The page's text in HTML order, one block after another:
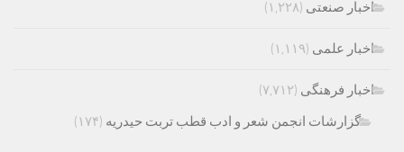
اخبار صنعتی (۱,۲۲۸)
اخبار علمی (۱,۱۱۹)
اخبار فرهنگی (۷,۷۱۲)
گزارشات انجمن شعر و ادب قطب تربت حیدریه (۱۷۴)